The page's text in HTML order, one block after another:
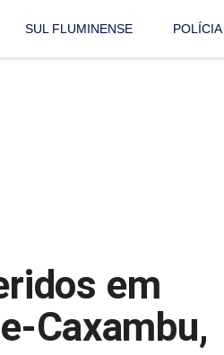
SUL FLUMINENSE POLÍCIA
em
Caxambu,